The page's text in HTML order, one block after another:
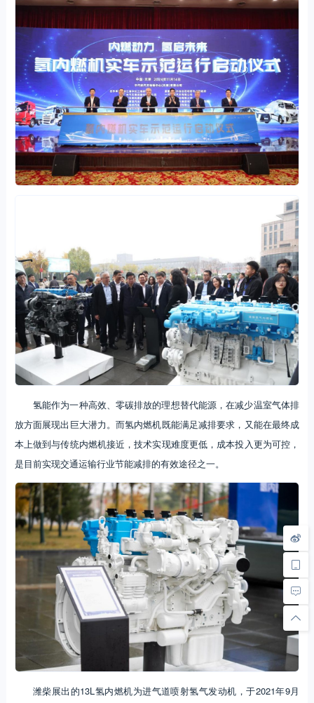
氢能作为一种高效、零碳排放的理想替代能源，在减少温室气体排
放方面展现出巨大潜力。而氢内燃机既能满足减排要求，又能在最终成
本上做到与传统内燃机接近，技术实现难度更低，成本投入更为可控，
是目前实现交通运输行业节能减排的有效途径之一。
潍柴展出的13L氢内燃机为进气道喷射氢气发动机，于2021年9月